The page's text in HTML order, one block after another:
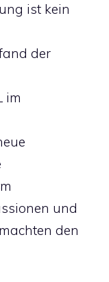
ist kein
der
im
und
den